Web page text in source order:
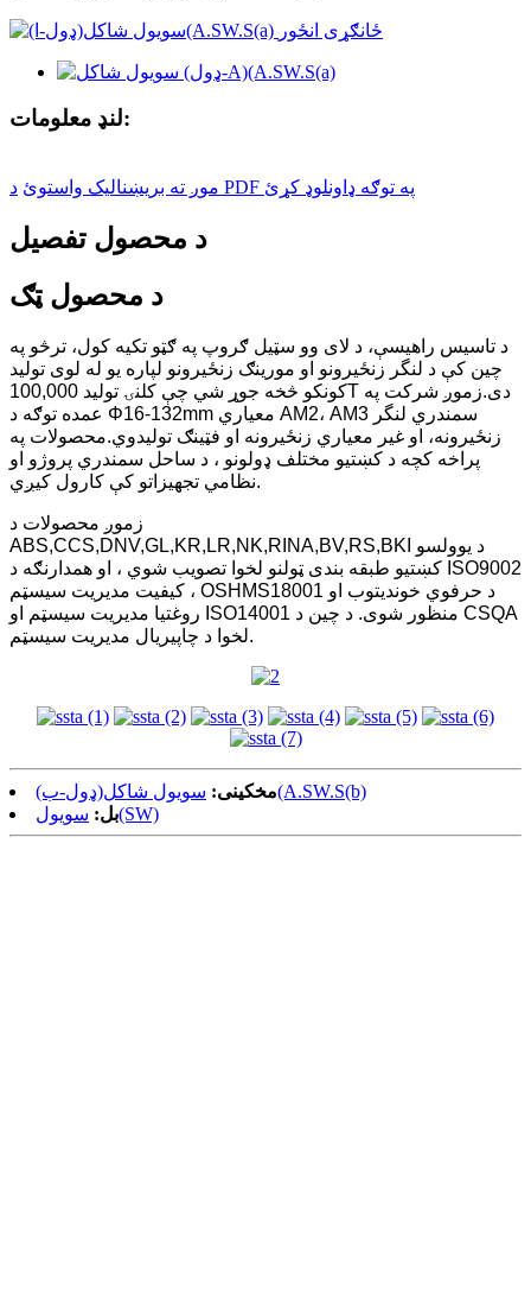
لنډ معلومات:
موږ ته بریښنالیک واستوئ د PDF په توګه ډاونلوډ کړئ
د محصول تفصیل
د محصول ټګ
د تاسیس راهیسې، د لای وو سټیل ګروپ په ګټو تکیه کول، ترڅو په
چین کې د لنگر زنځیرونو او مورینګ زنځیرونو لپاره یو له لوی تولید
کونکو څخه جوړ شي چې کلنۍ تولید 100,000T دی.زموږ شرکت په
عمده توګه د Φ16-132mm معیاري AM2، AM3 سمندري لنگر
زنځیرونه، او غیر معیاري زنځیرونه او فټینګ تولیدوي.محصولات په
پراخه کچه د کښتیو مختلف ډولونو ، د ساحل سمندري پروژو او
نظامي تجهیزاتو کې کارول کیږي.
زموږ محصولات د
ABS,CCS,DNV,GL,KR,LR,NK,RINA,BV,RS,BKI د یوولسو
کښتیو طبقه بندی ټولنو لخوا تصویب شوي ، او همدارنګه د ISO9002
کیفیت مدیریت سیسټم ، OSHMS18001 د حرفوي خوندیتوب او
روغتیا مدیریت سیسټم او ISO14001 منظور شوی. د چین د CSQA
لخوا د چاپیریال مدیریت سیسټم.
مخکینی:سویول شاکل(ډول-ب)(A.SW.S(b)
بل:سویول(SW)